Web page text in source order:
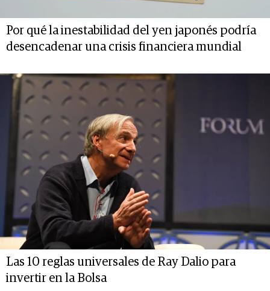
Por qué la inestabilidad del yen japonés podría
desencadenar una crisis financiera mundial
Las 10 reglas universales de Ray Dalio para
invertir en la Bolsa